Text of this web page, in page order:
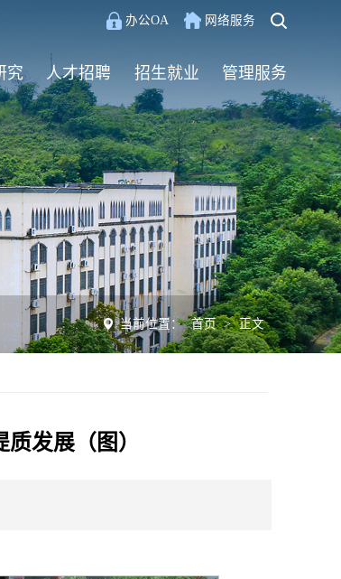
办公OA 网络服务
究 人才招聘 招生就业 管理服务
当前位置： 首页 > 正文
发展（图）